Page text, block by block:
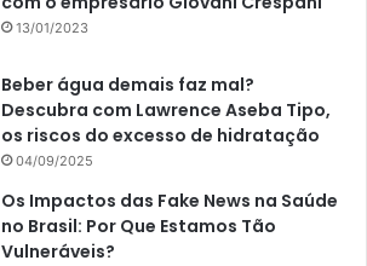
13/01/2023
Beber água demais faz mal?
Descubra com Lawrence Aseba Tipo,
os riscos do excesso de hidratação
04/09/2025
Os Impactos das Fake News na Saúde
no Brasil: Por Que Estamos Tão
Vulneráveis?